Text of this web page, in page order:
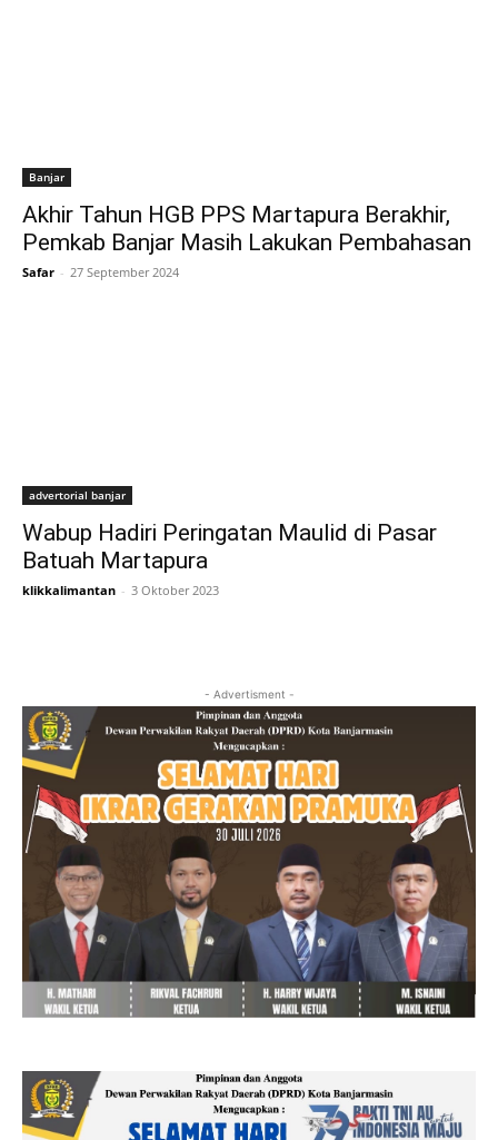
Banjar
Akhir Tahun HGB PPS Martapura Berakhir,
Pemkab Banjar Masih Lakukan Pembahasan
Safar - 27 September 2024
advertorial banjar
Wabup Hadiri Peringatan Maulid di Pasar
Batuah Martapura
klikkalimantan - 3 Oktober 2023
- Advertisment -